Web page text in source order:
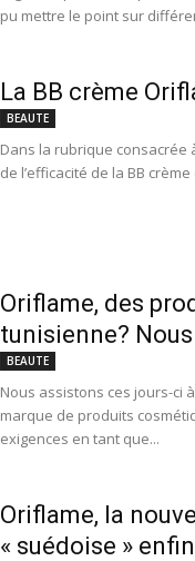
pu mettre le point sur
La BB crème
BEAUTE
Dans la rubrique consacrée
de l’efficacité de la BB
Oriflame, des
tunisienne?
BEAUTE
Nous assistons ces jours-ci
marque de produits
exigences en tant que...
Oriflame, la
« suédoise »